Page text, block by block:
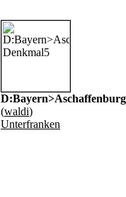
(waldi)
Unterfranken